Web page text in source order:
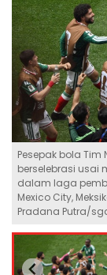
Pesepak bola
berselebrasi usai
dalam laga
Mexico City,
Pradana Putra/